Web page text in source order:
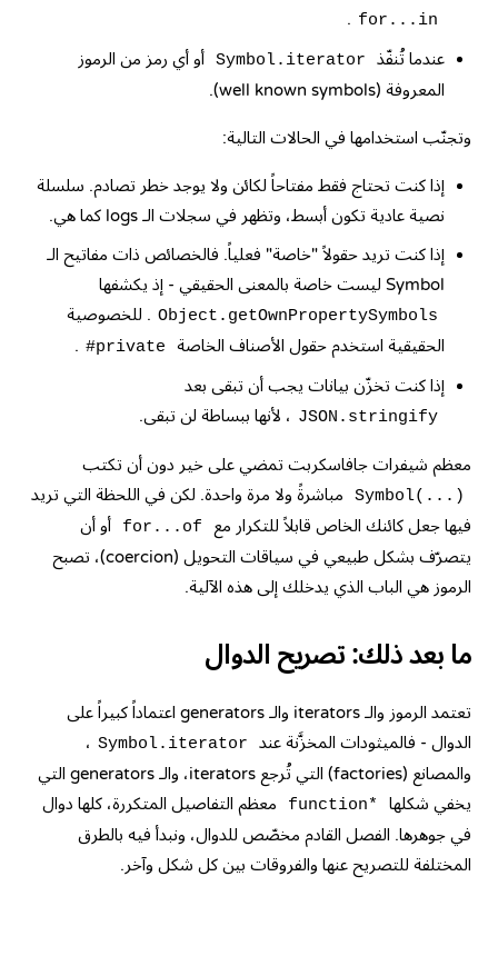
for...in
.
عندما تُنفّذ
Symbol.iterator أو أي رمز من الرموز
المعروفة (well known symbols).
وتجنّب استخدامها في الحالات التالية:
إذا كنت تحتاج فقط مفتاحاً لكائن ولا يوجد خطر تصادم. سلسلة
نصية عادية تكون أبسط، وتظهر في سجلات الـ logs كما هي.
إذا كنت تريد حقولاً "خاصة" فعلياً. فالخصائص ذات مفاتيح الـ
Symbol ليست خاصة بالمعنى الحقيقي - إذ يكشفها
Object.getOwnPropertySymbols . للخصوصية
الحقيقية استخدم حقول الأصناف الخاصة
#private
.
إذا كنت تخزّن بيانات يجب أن تبقى بعد
JSON.stringify ، لأنها ببساطة لن تبقى.
معظم شيفرات جافاسكربت تمضي على خير دون أن تكتب
Symbol(...)
مباشرةً ولا مرة واحدة. لكن في اللحظة التي تريد
فيها جعل كائنك الخاص قابلاً للتكرار مع
for...of
أو أن
يتصرّف بشكل طبيعي في سياقات التحويل (coercion)، تصبح
الرموز هي الباب الذي يدخلك إلى هذه الآلية.
ما بعد ذلك: تصريح الدوال
تعتمد الرموز والـ iterators والـ generators اعتماداً كبيراً على
الدوال - فالميثودات المخزَّنة عند
Symbol.iterator ،
والمصانع (factories) التي تُرجع iterators، والـ generators التي
يخفي شكلها
function*
معظم التفاصيل المتكررة، كلها دوال
في جوهرها. الفصل القادم مخصّص للدوال، ونبدأ فيه بالطرق
المختلفة للتصريح عنها والفروقات بين كل شكل وآخر.